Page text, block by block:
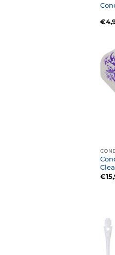
€
€